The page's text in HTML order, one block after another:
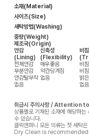
소재(Material)
사이즈(Size)
세탁방법(Washing)
중량(Weight)
제조국(Origin)
안감
(Lining)
신축성
(Flexibility)
비침
전체안감
매우좋음 비
부분안감
약간당겨짐 비
안감탈부착 없음 밝
없음
없음
취급시 주의사항 / Attention to
상품별로 기재된 소재에 해당하
수 있습니다.
클릭앤퍼니 모든 의류는 첫 세탁
Dry Clean is